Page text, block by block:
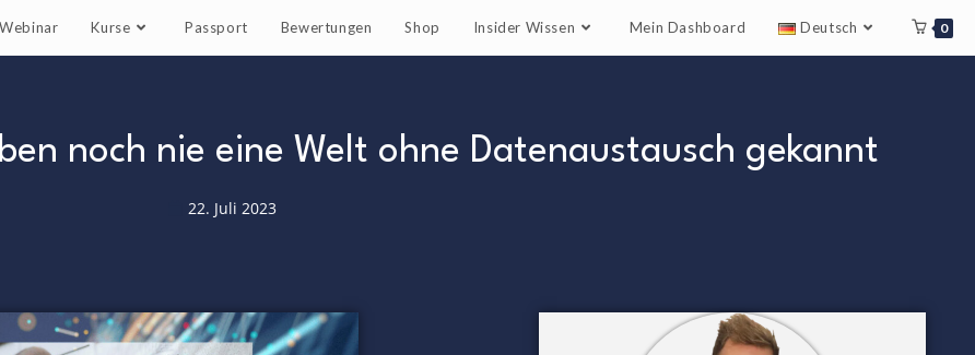
Kurse Passport Bewertungen Shop Insider Wissen Mein Dashboard Deutsch 0
noch nie eine Welt ohne Datenaustausch gekannt
22. Juli 2023